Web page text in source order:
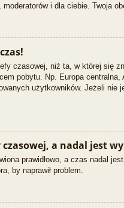
i dla ciebie. Twoja
czasowej, niż ta, w której się
pobytu. Np. Europa
użytkowników. Jeżeli
a nadal jest
prawidłowo, a czas nadal
by naprawił problem.